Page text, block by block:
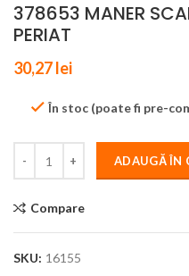
378653 MANER
PERIAT
30,27lei
În stoc (poate fi pre-
ADAUGĂ ÎN
Compare
SKU: 16155